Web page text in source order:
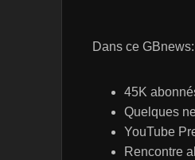
Dans ce GBnews:
45K
Quelques
YouTube
Rencontre